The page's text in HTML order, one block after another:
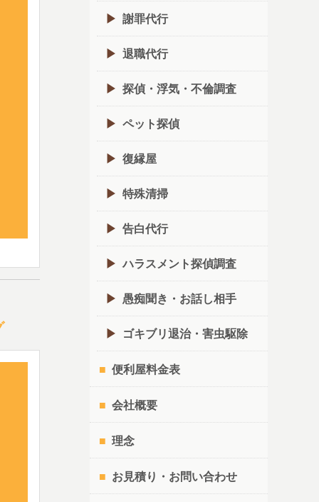
謝罪代行
退職代行
探偵・浮気・不倫調査
ペット探偵
復縁屋
特殊清掃
告白代行
ハラスメント探偵調査
愚痴聞き・お話し相手
ゴキブリ退治・害虫駆除
便利屋料金表
会社概要
理念
お見積り・お問い合わせ